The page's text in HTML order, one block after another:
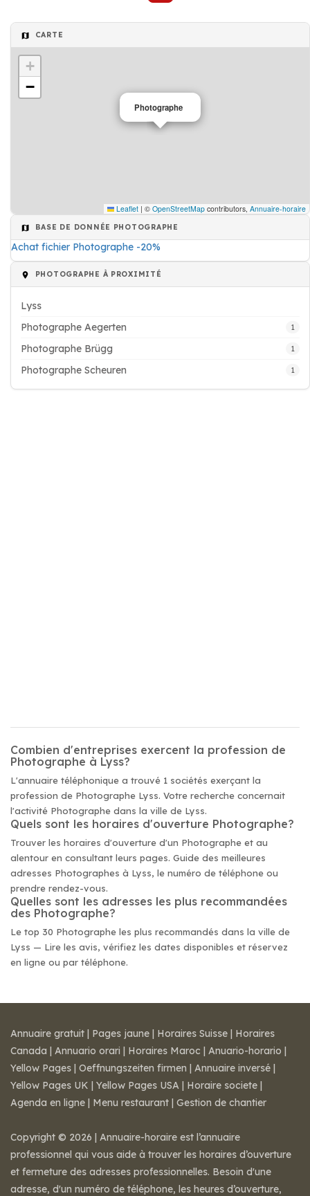
CARTE
Photographe
+
−
Leaflet | © OpenStreetMap contributors, Annuaire-horaire
BASE DE DONNÉE PHOTOGRAPHE
Achat fichier Photographe -20%
PHOTOGRAPHE À PROXIMITÉ
Lyss
Photographe Aegerten
1
Photographe Brügg 1
Photographe Scheuren 1
Combien d'entreprises exercent la profession de
Photographe à Lyss?
L'annuaire téléphonique a trouvé 1 sociétés exerçant la
profession de Photographe Lyss. Votre recherche concernait
l'activité Photographe dans la ville de Lyss.
Quels sont les horaires d'ouverture Photographe?
Trouver les horaires d'ouverture d'un Photographe et au
alentour en consultant leurs pages. Guide des meilleures
adresses Photographes à Lyss, le numéro de téléphone ou
prendre rendez-vous.
Quelles sont les adresses les plus recommandées
des Photographe?
Le top 30 Photographe les plus recommandés dans la ville de
Lyss — Lire les avis, vérifiez les dates disponibles et réservez
en ligne ou par téléphone.
Annuaire gratuit | Pages jaune | Horaires Suisse | Horaires
Canada | Annuario orari | Horaires Maroc | Anuario-horario |
Yellow Pages | Oeffnungszeiten firmen | Annuaire inversé |
Yellow Pages UK | Yellow Pages USA | Horaire societe |
Agenda en ligne | Menu restaurant | Gestion de chantier
Copyright © 2026 | Annuaire-horaire est l’annuaire
professionnel qui vous aide à trouver les horaires d’ouverture
et fermeture des adresses professionnelles. Besoin d'une
adresse, d'un numéro de téléphone, les heures d’ouverture,